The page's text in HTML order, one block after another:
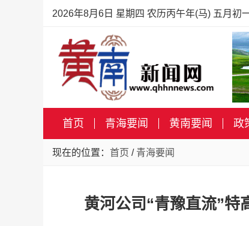
2026年8月6日 星期四 农历丙午年(马) 五月初
首页 青海要闻 黄南要闻 政
现在的位置： 首页 / 青海要闻
黄河公司“青豫直流”特